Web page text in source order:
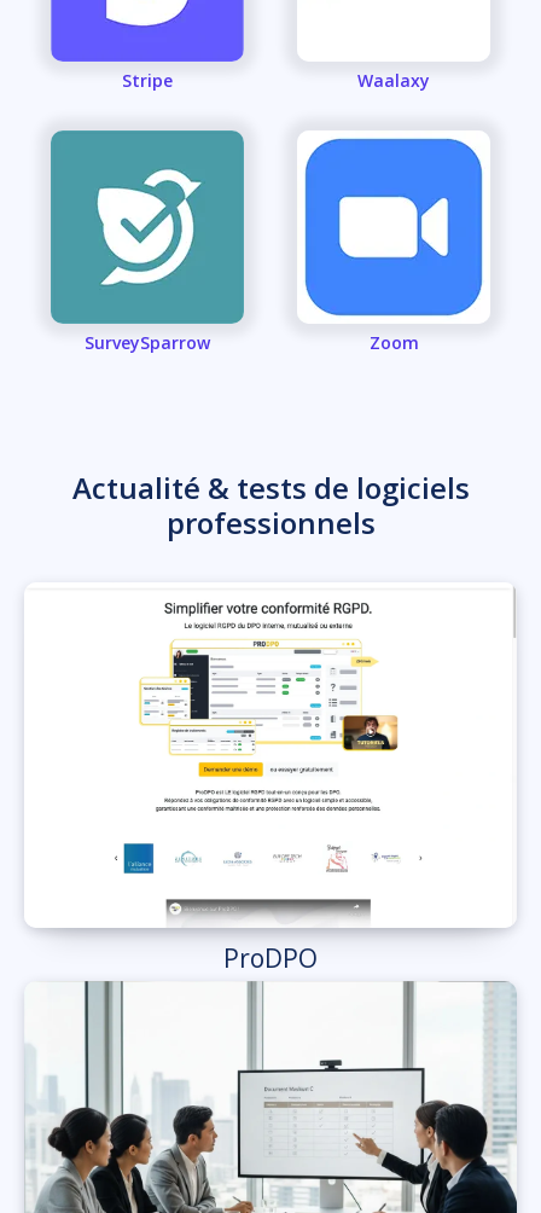
Stripe
SurveySparrow
Waalaxy
Zoom
Actualité & tests de logiciels
professionnels
ProDPO